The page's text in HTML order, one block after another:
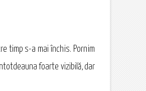
timp s-a mai închis. Pornim
foarte vizibilă, dar